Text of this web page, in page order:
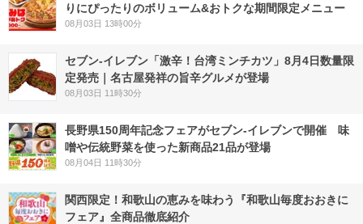
りにぴったりのボリューム&おトクな期間限定メニュー
08月03日 13時00分
セブン-イレブン「激辛！台湾ミンチカツ」8月4日数量限
定発売｜名古屋発祥の旨辛グルメが登場
08月03日 11時30分
長野県150周年記念フェアがセブン-イレブンで開催 味
噌や伝統野菜を使った新商品21品が登場
08月04日 11時30分
関西限定！和歌山の恵みを味わう『和歌山毎度おおきに
フェア』全商品徹底紹介